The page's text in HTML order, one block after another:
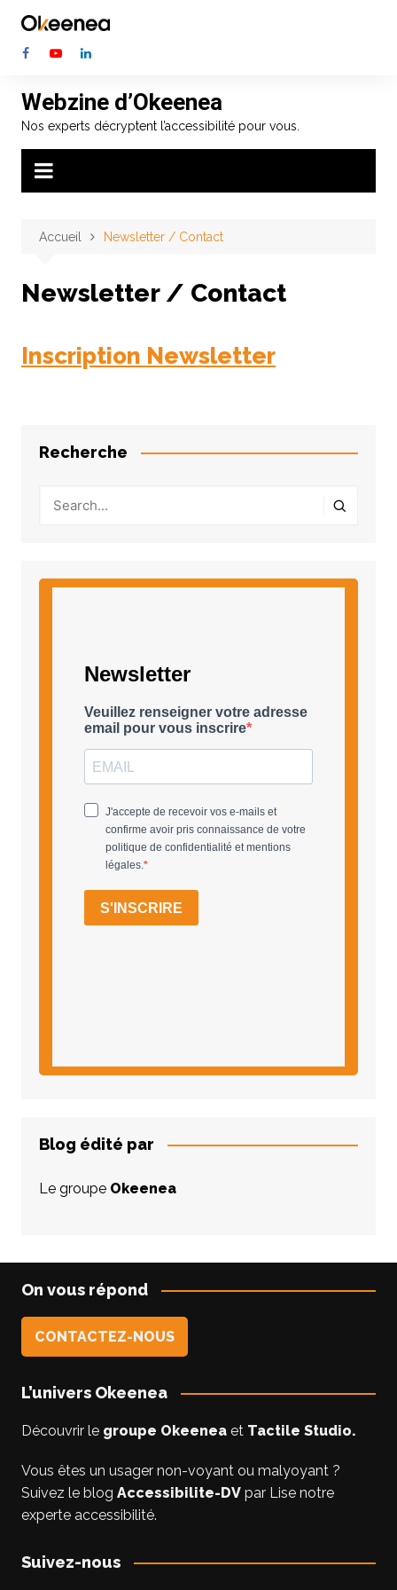
contenu
Webzine d’Okeenea
Nos experts décryptent l’accessibilité pour vous.
Accueil Newsletter / Contact
Newsletter / Contact
Inscription Newsletter
Recherche
Blog édité par
Le groupe Okeenea
On vous répond
CONTACTEZ-NOUS
L’univers Okeenea
Découvrir le groupe Okeeneaet Tactile Studio.
Vous êtes un usager non-voyant ou malyoyant ?
Suivez le blog Accessibilite-DVpar Lise notre
experte accessibilité.
Suivez-nous